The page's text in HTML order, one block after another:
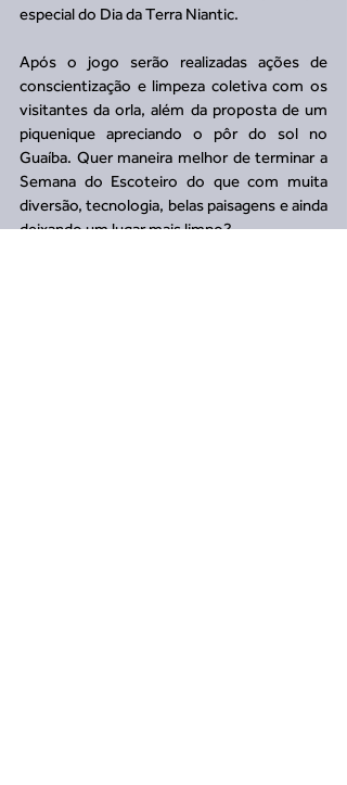
especial do Dia da Terra Niantic.
Após o jogo serão realizadas ações de
conscientização e limpeza coletiva com os
visitantes da orla, além da proposta de um
piquenique apreciando o pôr do sol no
Guaíba. Quer maneira melhor de terminar a
Semana do Escoteiro do que com muita
diversão, tecnologia, belas paisagens e ainda
deixando um lugar mais limpo?